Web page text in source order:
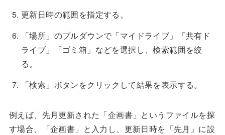
更新日時の範囲を指定する。
「場所」のプルダウンで「マイドライブ」「共有ド
ライブ」「ゴミ箱」などを選択し、検索範囲を絞
る。
「検索」ボタンをクリックして結果を表示する。
例えば、先月更新された「企画書」というファイルを探
す場合、「企画書」と入力し、更新日時を「先月」に設